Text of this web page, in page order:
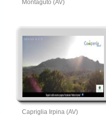
Montaguto (AV)
Capriglia Irpina (AV)